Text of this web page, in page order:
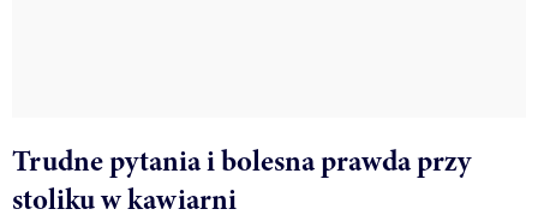
Trudne pytania i bolesna prawda przy
stoliku w kawiarni